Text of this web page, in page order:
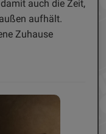
auch die Zeit,
aufhält.
Zuhause